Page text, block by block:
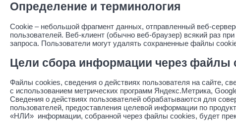
Определение и терминология
Cookie – небольшой фрагмент данных, отправленный веб-
пользователей. Веб-клиент (обычно веб-браузер) всякий раз
запроса. Пользователи могут удалять сохраненные файлы
Цели сбора информации через файлы
Файлы cookies, сведения о действиях пользователя на сайте,
с использованием метрических программ Яндекс.Метрика,
Сведения о действиях пользователей обрабатываются для
пользователей, предоставления целевой информации по
«НЛИ» информации, собранной через файлы cookies, будет